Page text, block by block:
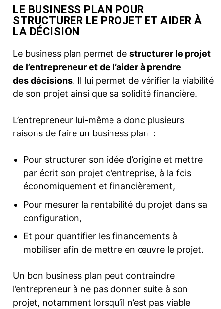
LE BUSINESS PLAN POUR
STRUCTURER LE PROJET ET AIDER À
LA DÉCISION
Le business plan permet de structurer le projet
de l’entrepreneur et de l’aider à prendre
des décisions. Il lui permet de vérifier la viabilité
de son projet ainsi que sa solidité financière.
L’entrepreneur lui-même a donc plusieurs
raisons de faire un business plan :
Pour structurer son idée d’origine et mettre
par écrit son projet d’entreprise, à la fois
économiquement et financièrement,
Pour mesurer la rentabilité du projet dans sa
configuration,
Et pour quantifier les financements à
mobiliser afin de mettre en œuvre le projet.
Un bon business plan peut contraindre
l’entrepreneur à ne pas donner suite à son
projet, notamment lorsqu’il n’est pas viable